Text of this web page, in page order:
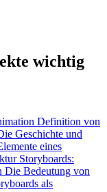
wichtig
Definition von
Geschichte und
eines
Storyboards:
Die Bedeutung von
als